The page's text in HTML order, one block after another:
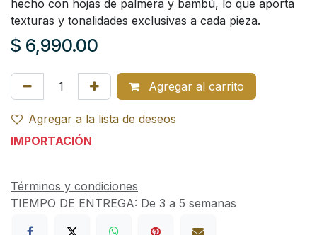
hecho con hojas de palmera y bambú, lo que aporta
texturas y tonalidades exclusivas a cada pieza.
$ 6,990.00
Agregar al carrito
Agregar a la lista de deseos
IMPORTACIÓN
Términos y condiciones
TIEMPO DE ENTREGA: De 3 a 5 semanas